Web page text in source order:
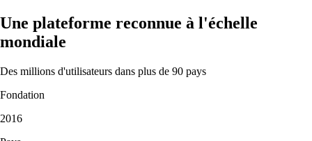
Une plateforme reconnue à l'échelle
mondiale
Des millions d'utilisateurs dans plus de 90 pays
Fondation
2016